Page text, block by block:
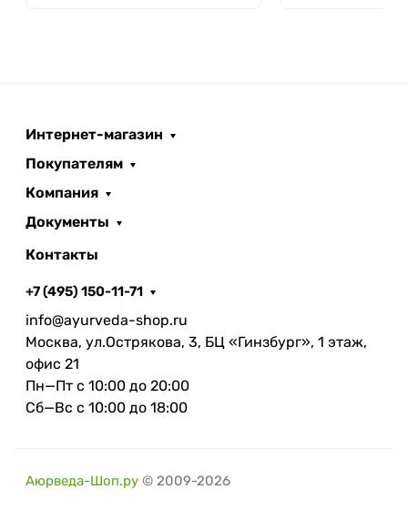
Интернет-магазин
Покупателям
Компания
Документы
Контакты
+7 (495) 150-11-71
info@ayurveda-shop.ru
Москва, ул.Острякова, 3, БЦ «Гинзбург», 1 этаж,
офис 21
Пн—Пт с 10:00 до 20:00
Сб—Вс с 10:00 до 18:00
Аюрведа-Шоп.ру © 2009-2026